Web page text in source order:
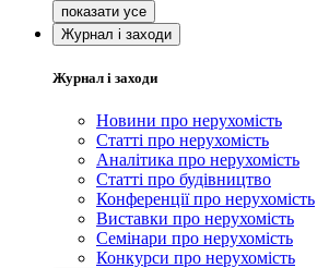
Журнал і заходи
Журнал і заходи
Новини про нерухомість
Статті про нерухомість
Аналітика про нерухомість
Статті про будівництво
Конференції про нерухомість
Виставки про нерухомість
Семінари про нерухомість
Конкурси про нерухомість